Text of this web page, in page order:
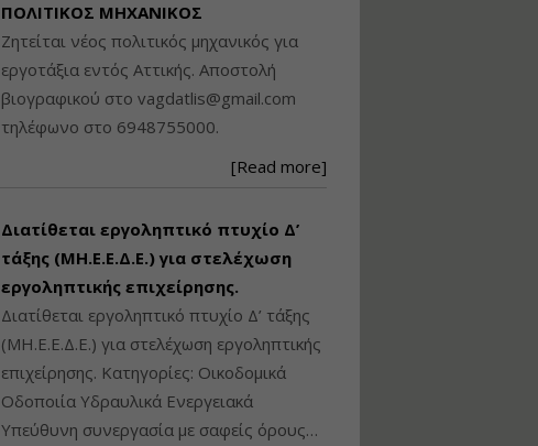
ΠΟΛΙΤΙΚΟΣ ΜΗΧΑΝΙΚΟΣ
Ζητείται νέος πολιτικός μηχανικός για
εργοτάξια εντός Αττικής. Αποστολή
βιογραφικού στο vagdatlis@gmail.com
τηλέφωνο στο 6948755000.
[Read more]
Διατίθεται εργοληπτικό πτυχίο Δ’
τάξης (ΜΗ.Ε.Ε.Δ.Ε.) για στελέχωση
εργοληπτικής επιχείρησης.
Διατίθεται εργοληπτικό πτυχίο Δ’ τάξης
(ΜΗ.Ε.Ε.Δ.Ε.) για στελέχωση εργοληπτικής
επιχείρησης. Κατηγορίες: Οικοδομικά
Οδοποιία Υδραυλικά Ενεργειακά
Υπεύθυνη συνεργασία με σαφείς όρους…
Εισηγητής: Στέφανος Τουλόγλου
Τιμή από: €190.00
Διάρκεια: 12 ώρες
Εισηγητής:Λάμπρος Κίσσας
Τιμή από: €130.00
Διάρκεια: 6 ώρες